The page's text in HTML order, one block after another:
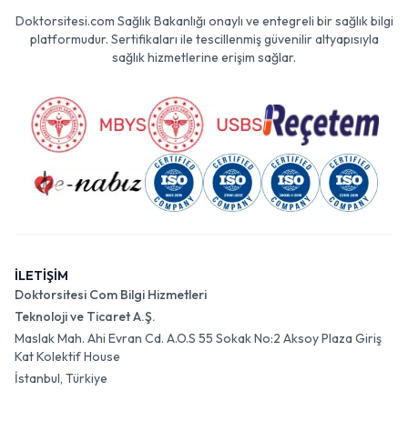
Doktorsitesi.com Sağlık Bakanlığı onaylı ve entegreli bir sağlık bilgi
platformudur. Sertifikaları ile tescillenmiş güvenilir altyapısıyla
sağlık hizmetlerine erişim sağlar.
İLETİŞİM
Doktorsitesi Com Bilgi Hizmetleri
Teknoloji ve Ticaret A.Ş.
Maslak Mah. Ahi Evran Cd. A.O.S 55 Sokak No:2 Aksoy Plaza Giriş
Kat Kolektif House
İstanbul, Türkiye